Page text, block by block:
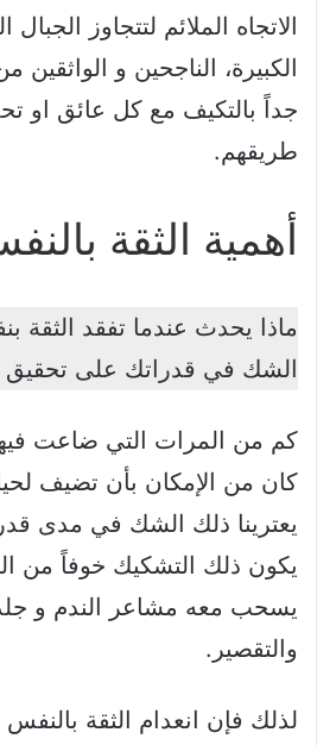
الاتجاه الملائم لتتجاوز
الكبيرة، الناجحين و
جداً بالتكيف مع كل عائق او
طريقهم.
أهمية الثقة
ماذا يحدث عندما تفقد الثقة
الشك في قدراتك على تحقيق
كم من المرات التي ضاعت
كان من الإمكان بأن تضيف
يعترينا ذلك الشك في مدى
يكون ذلك التشكيك خوفاً من
يسحب معه مشاعر الندم و جلد
والتقصير.
لذلك فإن انعدام الثقة